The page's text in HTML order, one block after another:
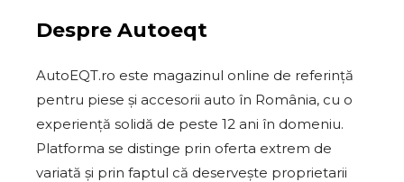
Despre Autoeqt
AutoEQT.ro este magazinul online de referință
pentru piese și accesorii auto în România, cu o
experiență solidă de peste 12 ani în domeniu.
Platforma se distinge prin oferta extrem de
variată și prin faptul că deservește proprietarii